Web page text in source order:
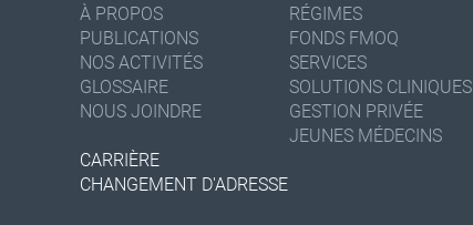
À PROPOS
PUBLICATIONS
NOS ACTIVITÉS
GLOSSAIRE
NOUS JOINDRE
RÉGIMES
FONDS FMOQ
SERVICES
SOLUTIONS CLINIQUES
GESTION PRIVÉE
JEUNES MÉDECINS
CARRIÈRE
CHANGEMENT D'ADRESSE